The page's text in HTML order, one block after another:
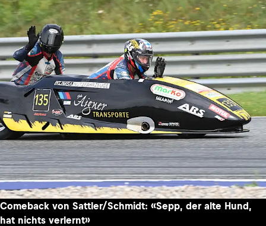
Comeback von Sattler/Schmidt: «Sepp, der alte Hund,
hat nichts verlernt»